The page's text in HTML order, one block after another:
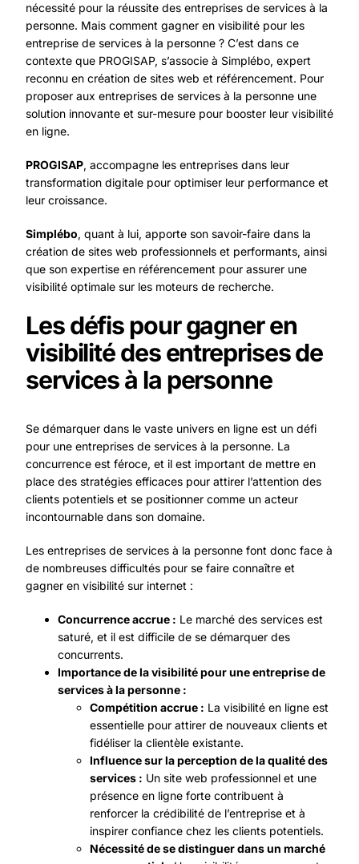
nécessité pour la réussite des entreprises de services à la
personne. Mais comment gagner en visibilité pour les
entreprise de services à la personne ? C’est dans ce
contexte que PROGISAP, s’associe à Simplébo, expert
reconnu en création de sites web et référencement. Pour
proposer aux entreprises de services à la personne une
solution innovante et sur-mesure pour booster leur visibilité
en ligne.
PROGISAP, accompagne les entreprises dans leur
transformation digitale pour optimiser leur performance et
leur croissance.
Simplébo, quant à lui, apporte son savoir-faire dans la
création de sites web professionnels et performants, ainsi
que son expertise en référencement pour assurer une
visibilité optimale sur les moteurs de recherche.
Les défis pour gagner en
visibilité des entreprises de
services à la personne
Se démarquer dans le vaste univers en ligne est un défi
pour une entreprises de services à la personne. La
concurrence est féroce, et il est important de mettre en
place des stratégies efficaces pour attirer l’attention des
clients potentiels et se positionner comme un acteur
incontournable dans son domaine.
Les entreprises de services à la personne font donc face à
de nombreuses difficultés pour se faire connaître et
gagner en visibilité sur internet :
Concurrence accrue : Le marché des services est
saturé, et il est difficile de se démarquer des
concurrents.
Importance de la visibilité pour une entreprise de
services à la personne :
Compétition accrue : La visibilité en ligne est
essentielle pour attirer de nouveaux clients et
fidéliser la clientèle existante.
Influence sur la perception de la qualité des
services : Un site web professionnel et une
présence en ligne forte contribuent à
renforcer la crédibilité de l’entreprise et à
inspirer confiance chez les clients potentiels.
Nécessité de se distinguer dans un marché